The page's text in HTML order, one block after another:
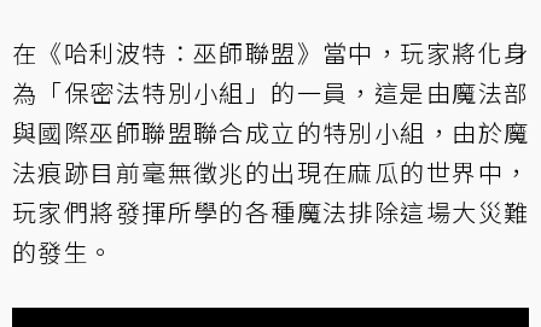
在《哈利波特：巫師聯盟》當中，玩家將化身
為「保密法特別小組」的一員，這是由魔法部
與國際巫師聯盟聯合成立的特別小組，由於魔
法痕跡目前毫無徵兆的出現在麻瓜的世界中，
玩家們將發揮所學的各種魔法排除這場大災難
的發生。